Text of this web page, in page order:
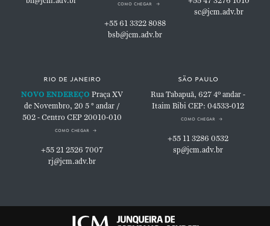
como chegar
+55 61 3322 8088
bsb@jcm.adv.br
sc@jcm.adv.br
rio de janeiro
NOVO ENDEREÇO Praça XV
de Novembro, 20 5 ° andar /
502 - Centro CEP 20010-010
como chegar
+55 21 2526 7007
rj@jcm.adv.br
são paulo
Rua Tabapuã, 6274º andar -
Itaim BibiCEP: 04533-012
como chegar
+55 11 3286 0532
sp@jcm.adv.br